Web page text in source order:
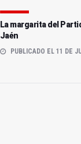
La margarita del
Jaén
PUBLICADO EL 11 DE